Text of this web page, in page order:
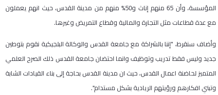
المؤسسة، وأن 65 منهم إناث و50% منهم من مدينة القدس، حيث انهم يعملون
مع عدة قطاعات مثل التجارة والمالية وقطاع التمريض وغيرها.
وأضاف سنقرط، "إننا بالشراكة مع جامعة القدس والوكالة البلجيكية نقوم بتوطين
جديد وليس فقط تدريب وتوظيف وانما احتضان جامعة القدس ذلك الصرح العلمي
المتميز لحاضنة اعمال القدس، حيث ان مدينة القدس بحاجة إلى بناء القيادات الشابة
وتبني افكارهم ورؤيتهم الريادية بشكل مستدام".